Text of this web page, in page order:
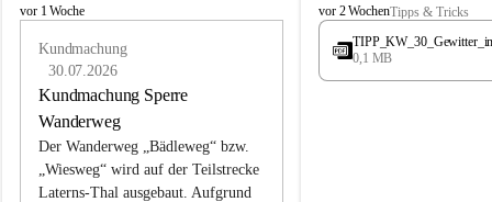
L
vor 1 Woche
Kundmachung
30.07.2026
Kundmachung Sperre
Wanderweg
Der Wanderweg „Bädleweg“ bzw.
„Wiesweg“ wird auf der Teilstrecke
Laterns-Thal ausgebaut. Aufgrund
L
a
e
vor 2 WochenTipps & Tricks
0,1 MB